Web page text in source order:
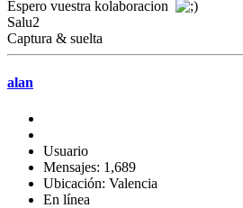
Espero vuestra kolaboracion
Salu2
Captura & suelta
alan
Usuario
Mensajes: 1,689
Ubicación: Valencia
En línea